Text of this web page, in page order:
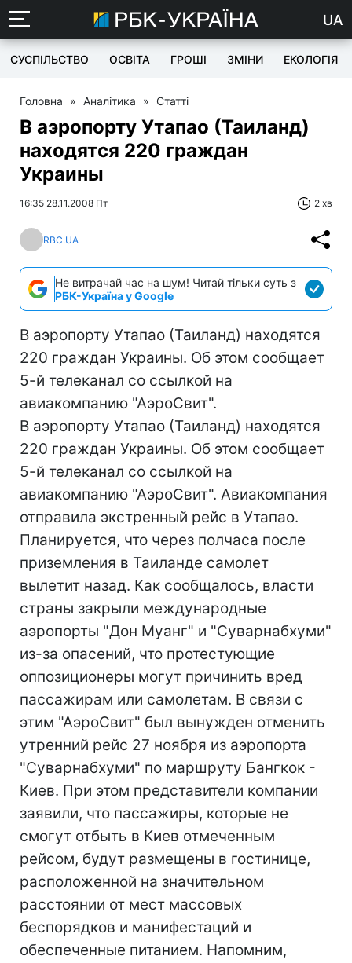
UA
СУСПІЛЬСТВО ОСВІТА ГРОШІ ЗМІНИ ЕКОЛОГІЯ
Головна » Аналітика » Статті
В аэропорту Утапао (Таиланд)
находятся 220 граждан
Украины
16:35 28.11.2008 Пт 2 хв
RBC.UA
Не витрачай час на шум! Читай тільки суть з
РБК-Україна у Google
В аэропорту Утапао (Таиланд) находятся
220 граждан Украины. Об этом сообщает
5-й телеканал со ссылкой на
авиакомпанию "АэроСвит".
В аэропорту Утапао (Таиланд) находятся
220 граждан Украины. Об этом сообщает
5-й телеканал со ссылкой на
авиакомпанию "АэроСвит". Авиакомпания
отправила экстренный рейс в Утапао.
Планируется, что через полчаса после
приземления в Таиланде самолет
вылетит назад. Как сообщалось, власти
страны закрыли международные
аэропорты "Дон Муанг" и "Суварнабхуми"
из-за опасений, что протестующие
оппозиционеры могут причинить вред
пассажирам или самолетам. В связи с
этим "АэроСвит" был вынужден отменить
утренний рейс 27 ноября из аэропорта
"Суварнабхуми" по маршруту Бангкок -
Киев. При этом представители компании
заявили, что пассажиры, которые не
смогут отбыть в Киев отмеченным
рейсом, будут размещены в гостинице,
расположенной на значительном
расстоянии от мест массовых
беспорядков и манифестаций и
обеспеченные питанием. Напомним,